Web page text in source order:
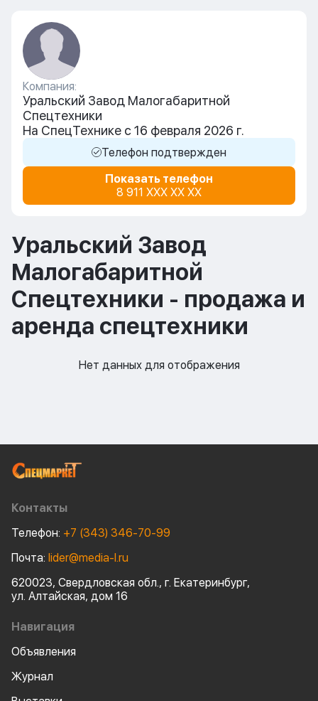
Компания:
Уральский Завод Малогабаритной
Спецтехники
На СпецТехнике с 16 февраля 2026 г.
Телефон подтвержден
Показать телефон
8 911 XXX XX XX
Уральский Завод
Малогабаритной
Спецтехники - продажа и
аренда спецтехники
Нет данных для отображения
Навигация
Объявления
Журнал
Контакты
Телефон: +7 (343) 346-70-99
Почта: lider@media-l.ru
620023, Свердловская обл., г. Екатеринбург,
ул. Алтайская, дом 16